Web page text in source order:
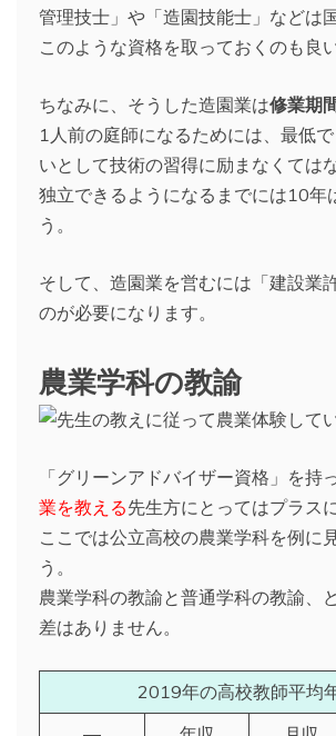
管理技士」や「造園技能士」などは
このような資格を取っておくのも良
ちなみに、そうした造園業は修業期
1人前の庭師になるためには、最低
いとして技術の習得に励まなくては
独立できるようになるまでには10年
う。
そして、造園業を営むには「建設業
のが必要になります。
農業学科の教諭
「グリーンアドバイザー資格」を持
業を教える先生方にとってはプラス
ここでは公立高校の農業学科を例に
う。
農業学科の教諭と普通学科の教諭、
差はありません。
2019年の高校教師平均